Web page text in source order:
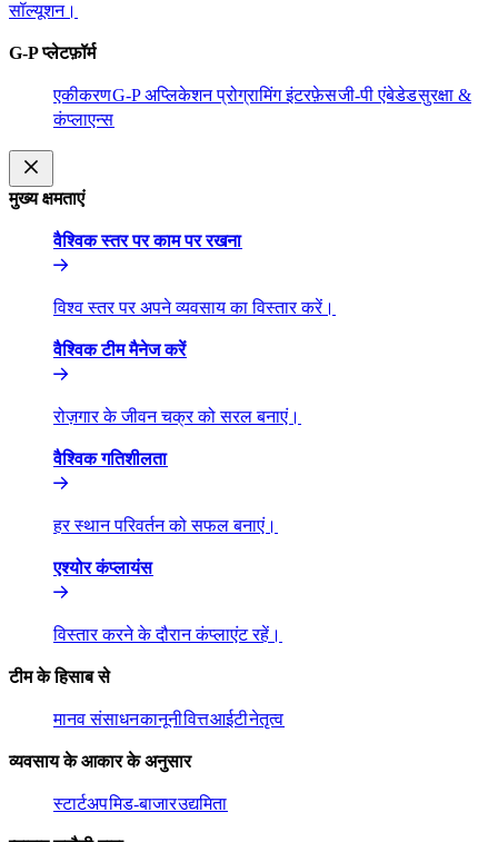
सॉल्यूशन।​​
G-P प्लेटफ़ॉर्म​​
एकीकरण​​G-P अप्लिकेशन प्रोग्रामिंग इंटरफ़ेस​​जी-पी एंबेडेड​​सुरक्षा &
कंप्लाएन्स​​
मुख्य क्षमताएं​​
वैश्विक स्तर पर काम पर रखना​​
विश्व स्तर पर अपने व्यवसाय का विस्तार करें।​​
वैश्विक टीम मैनेज करें​​
रोज़गार के जीवन चक्र को सरल बनाएं।​​
वैश्विक गतिशीलता​​
हर स्थान परिवर्तन को सफल बनाएं।​​
एश्योर कंप्लायंस​​
विस्तार करने के दौरान कंप्लाएंट रहें।​​
टीम के हिसाब से​​
मानव संसाधन​​कानूनी​​वित्त​​आईटी​​नेतृत्व​​
व्यवसाय के आकार के अनुसार​​
स्टार्टअप​​मिड-बाजार​​उद्यमिता​​